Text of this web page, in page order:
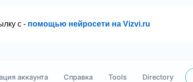
с - помощью нейросети на Vizvi.ru
аккаунта Справка Tools Directory